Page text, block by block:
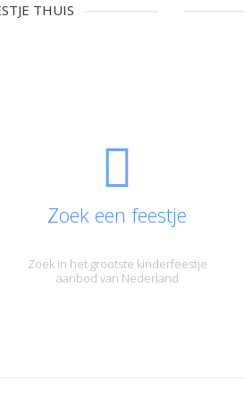
THUIS
Zoek een feestje
Zoek in het grootste kinderfeestje
aanbod van Nederland